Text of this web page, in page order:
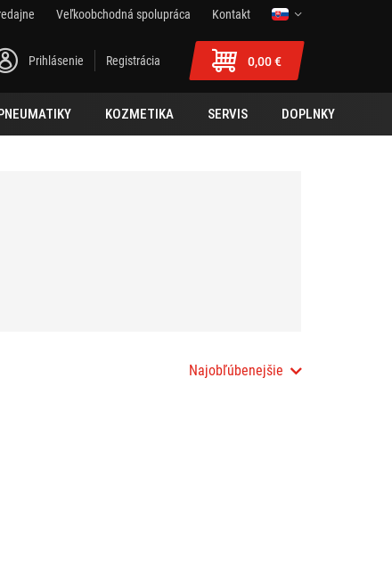
Veľkoobchodná spolupráca
Kontakt
Prihlásenie
Registrácia 0,00 €
KOZMETIKA SERVIS DOPLNKY
Najobľúbenejšie